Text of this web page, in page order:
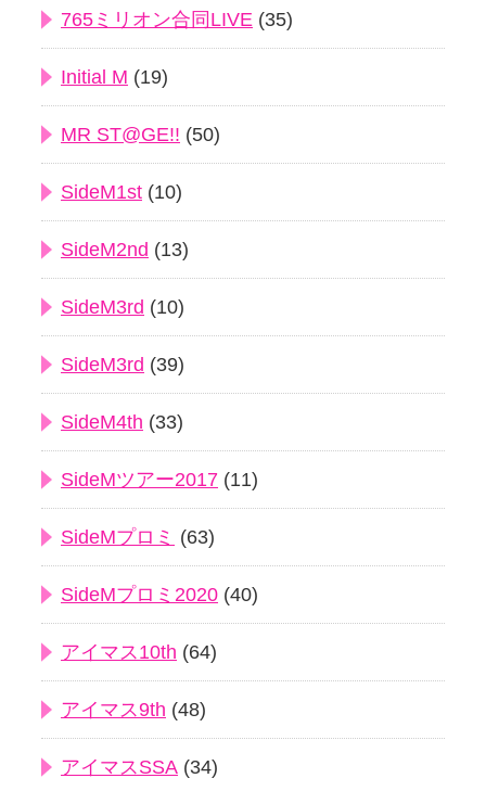
765ミリオン合同LIVE (35)
Initial M (19)
MR ST@GE!! (50)
SideM1st (10)
SideM2nd (13)
SideM3rd (10)
SideM3rd (39)
SideM4th (33)
SideMツアー2017 (11)
SideMプロミ (63)
SideMプロミ2020 (40)
アイマス10th (64)
アイマス9th (48)
アイマスSSA (34)